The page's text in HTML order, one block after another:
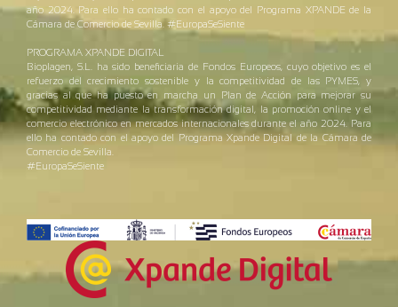
año 2024. Para ello ha contado con el apoyo del Programa XPANDE de la
Cámara de Comercio de Sevilla. #EuropaSeSiente
PROGRAMA XPANDE DIGITAL
Bioplagen, S.L. ha sido beneficiaria de Fondos Europeos, cuyo objetivo es el
refuerzo del crecimiento sostenible y la competitividad de las PYMES, y
gracias al que ha puesto en marcha un Plan de Acción para mejorar su
competitividad mediante la transformación digital, la promoción online y el
comercio electrónico en mercados internacionales durante el año 2024. Para
ello ha contado con el apoyo del Programa Xpande Digital de la Cámara de
Comercio de Sevilla.
#EuropaSeSiente